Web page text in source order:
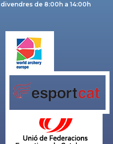
de 8:00h a 14:00h